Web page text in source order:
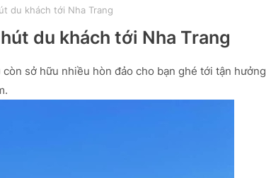
du khách tới Nha Trang
du khách tới Nha Trang
sở hữu nhiều hòn đảo cho bạn ghé tới tận hưởng